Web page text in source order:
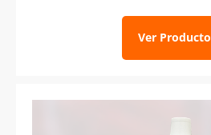
Ver Producto